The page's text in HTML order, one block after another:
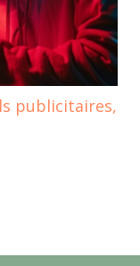
publicitaires,